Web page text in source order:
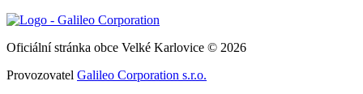
Oficiální stránka obce Velké Karlovice © 2026
Provozovatel Galileo Corporation s.r.o.